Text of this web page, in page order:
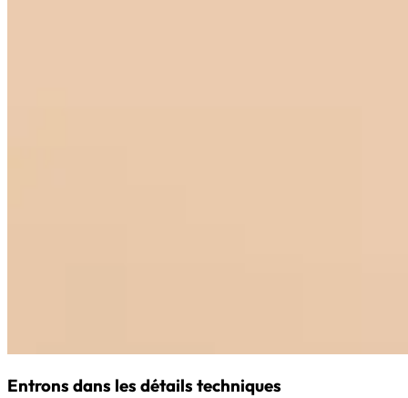
Entrons dans les détails techniques